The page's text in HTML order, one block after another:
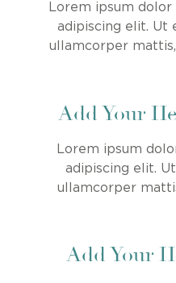
Lorem ipsum
adipiscing elit. Ut
ullamcorper
Add Your
Lorem ipsum
adipiscing elit.
ullamcorper
Add Your